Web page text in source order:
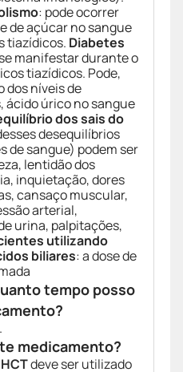
: pode ocorrer
de açúcar no sangue
tiazídicos. Diabetes
manifestar durante o
tiazídicos. Pode,
dos níveis de
úrico no sangue
dos sais do
desequilíbrios
de sangue) podem ser
lentidão dos
inquietação, dores
cansaço muscular,
arterial,
urina, palpitações,
utilizando
biliares: a dose de
tempo posso
medicamento?
deve ser utilizado